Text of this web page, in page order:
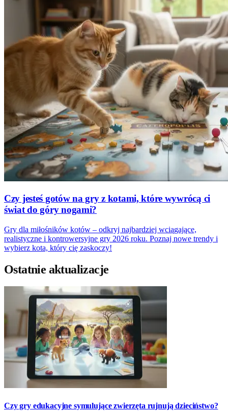
Czy jesteś gotów na gry z kotami, które wywrócą ci
świat do góry nogami?
Gry dla miłośników kotów – odkryj najbardziej wciągające,
realistyczne i kontrowersyjne gry 2026 roku. Poznaj nowe trendy i
wybierz kota, który cię zaskoczy!
Ostatnie aktualizacje
Czy gry edukacyjne symulujące zwierzęta rujnują dzieciństwo?